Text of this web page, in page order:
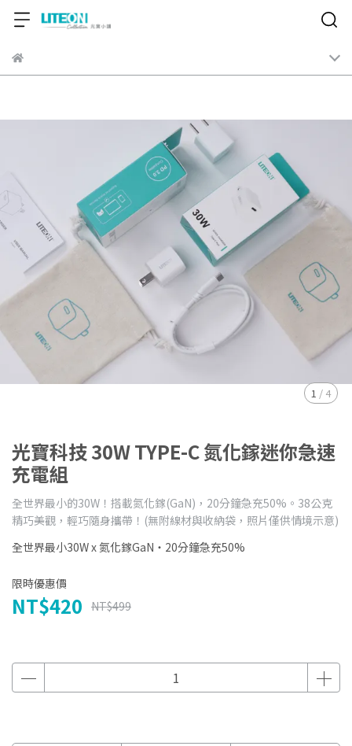
1 / 4
光寶科技 30W TYPE-C 氮化鎵迷你急速
充電組
全世界最小的30W！搭載氮化鎵(GaN)，20分鐘急充50%。38公克
精巧美觀，輕巧隨身攜帶！(無附線材與收納袋，照片僅供情境示意)
全世界最小30W x 氮化鎵GaN‧20分鐘急充50%
限時優惠價
NT$420 NT$499